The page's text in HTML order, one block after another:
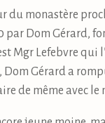
du monastère
par Dom Gérard,
Mgr Lefebvre qui
Gérard a
de même avec le